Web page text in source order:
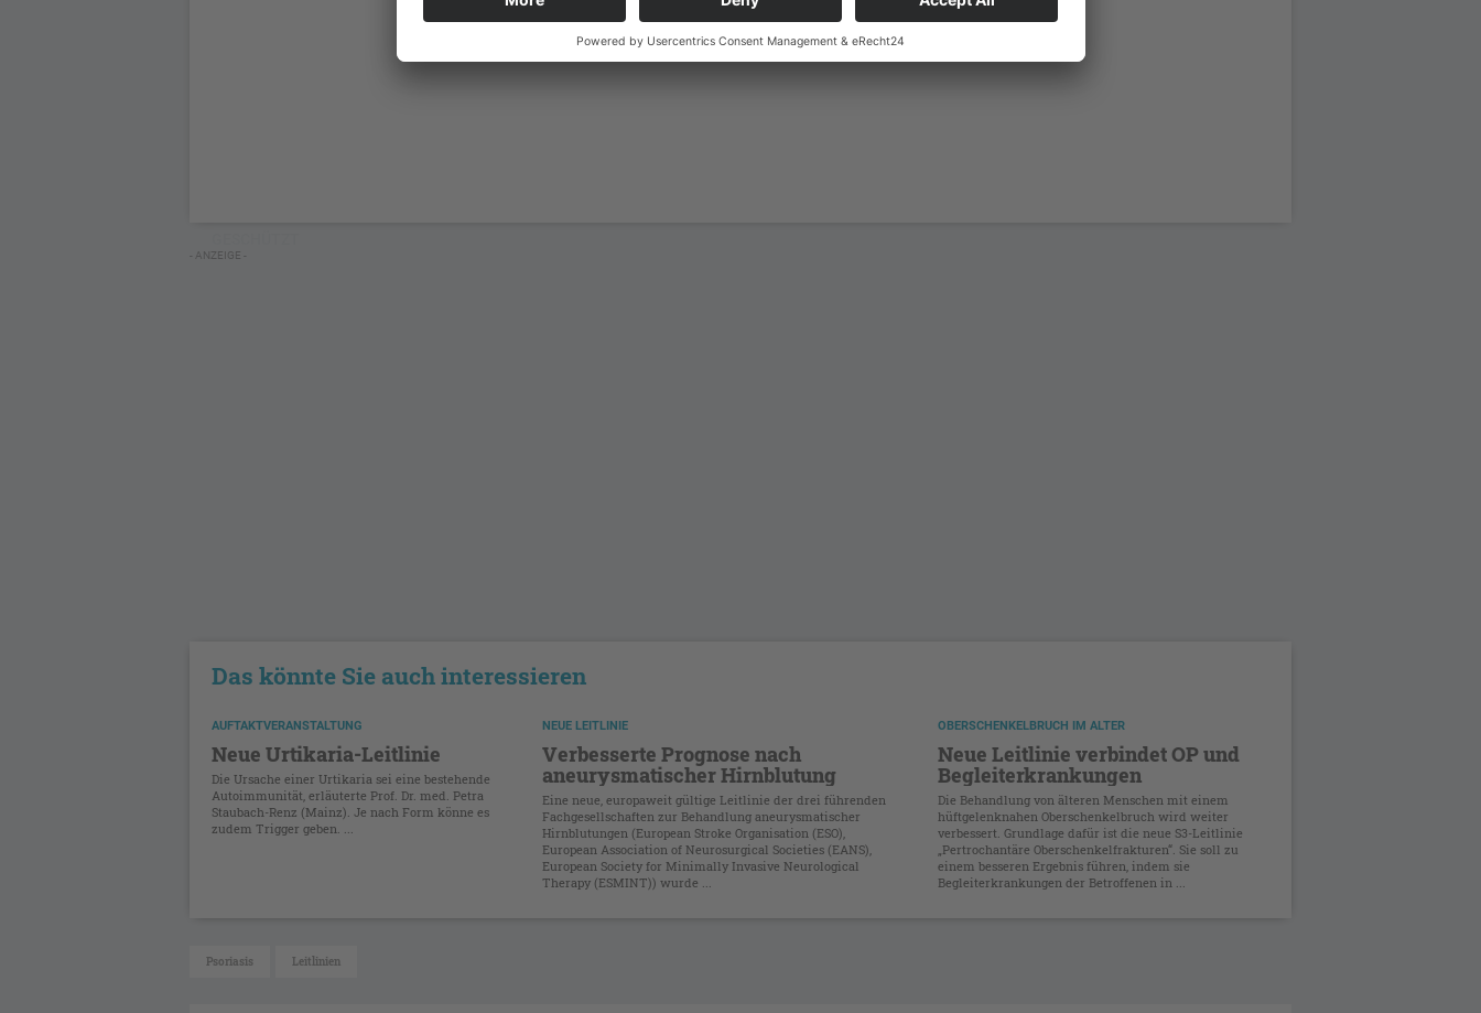
- ANZEIGE -
Das könnte Sie auch interessieren
AUFTAKTVERANSTALTUNG
Neue Urtikaria-Leitlinie
Die Ursache einer Urtikaria sei eine bestehende
Autoimmunität, erläuterte Prof. Dr. med. Petra
Staubach-Renz (Mainz). Je nach Form könne es
zudem Trigger geben. ...
NEUE LEITLINIE
Verbesserte Prognose nach
aneurysmatischer Hirnblutung
Eine neue, europaweit gültige Leitlinie der drei führenden
Fachgesellschaften zur Behandlung aneurysmatischer
Hirnblutungen (European Stroke Organisation (ESO),
European Association of Neurosurgical Societies (EANS),
European Society for Minimally Invasive Neurological
Therapy (ESMINT)) wurde ...
OBERSCHENKELBRUCH IM ALTER
Neue Leitlinie verbindet OP und
Begleiterkrankungen
Die Behandlung von älteren Menschen mit einem
hüftgelenknahen Oberschenkelbruch wird weiter
verbessert. Grundlage dafür ist die neue S3-Leitlinie
„Pertrochantäre Oberschenkelfrakturen“. Sie soll zu
einem besseren Ergebnis führen, indem sie
Begleiterkrankungen der Betroffenen in ...
Psoriasis Leitlinien